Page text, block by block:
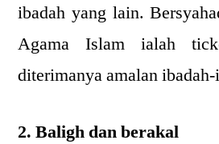
ibadah yang lain.
Agama Islam ialah
diterimanya amalan ibadah-
2. Baligh dan berakal